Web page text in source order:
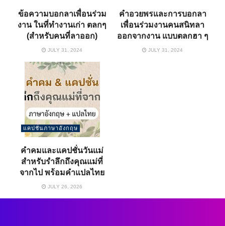
ข้อความบอกลาเพื่อนร่วม
งาน ในที่ทำงานเก่า ตลกๆ
(สำหรับคนที่ลาออก)
JULY 31, 2024
คำอวยพรและการบอกลา
เพื่อนร่วมงานคนสนิทลา
ออกจากงาน แบบตลกฮา ๆ
JULY 31, 2024
แคปชั่นภาษาอังกฤษ
คำคมและแคปชั่นวันแม่
สำหรับรําลึกถึงคุณแม่ที่
จากไป พร้อมคำแปลไทย
JULY 26, 2026